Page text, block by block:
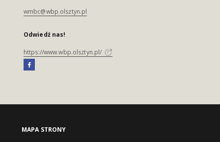
wmbc@wbp.olsztyn.pl
Odwiedź nas!
https://www.wbp.olsztyn.pl/
MAPA STRONY